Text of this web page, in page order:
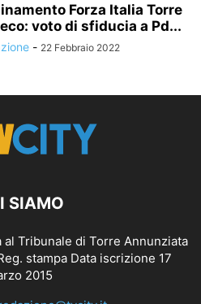
Forza Italia Torre
voto di sfiducia a Pd...
- 22 Febbraio 2022
SIAMO
al Tribunale di Torre Annunziata
stampa Data iscrizione 17
2015